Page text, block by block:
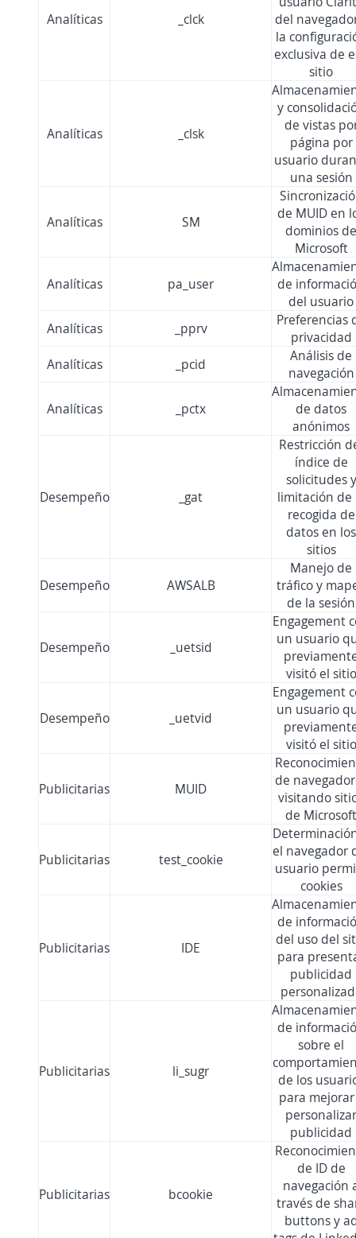
Analíticas _clck
del
la
exclusiva de
sitio
Analíticas _clsk
y
de vistas
página por
usuario
una sesión
Analíticas SM
de MUID en
dominios de
Microsoft
Analíticas pa_user
de
del usuario
Analíticas
_pprv
Preferencias
privacidad
Analíticas
_pcid
Análisis de
navegación
Analíticas _pctx
de datos
anónimos
Desempeño _gat
Restricción
índice de
solicitudes y
limitación de
recogida de
datos en los
sitios
Desempeño AWSALB
Manejo de
tráfico y
de la sesión
Desempeño _uetsid
Engagement
un usuario
visitó el sitio
Desempeño _uetvid
Engagement
un usuario
visitó el sitio
Publicitarias MUID
de
visitando
de Microsoft
Publicitarias test_cookie
el navegador
usuario
cookies
Publicitarias IDE
de
del uso del
para
publicidad
Publicitarias li_sugr
de
sobre el
de los
para
personalizar
publicidad
Publicitarias bcookie
de ID de
navegación
través de
buttons y